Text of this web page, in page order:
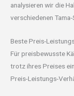
analysieren wir die
verschiedenen Tama-
Beste Preis-
Für preisbewusste
trotz ihres Preises
Preis-Leistungs-